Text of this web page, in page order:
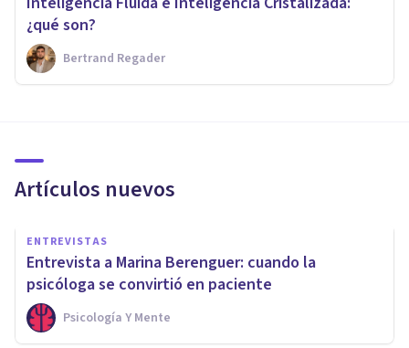
¿qué son?
Bertrand Regader
Artículos nuevos
ENTREVISTAS
Entrevista a Marina Berenguer: cuando la
psicóloga se convirtió en paciente
Psicología Y Mente